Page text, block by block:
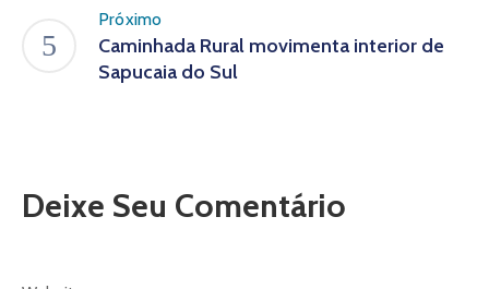
Próximo
Caminhada Rural movimenta interior de
Sapucaia do Sul
Deixe Seu Comentário